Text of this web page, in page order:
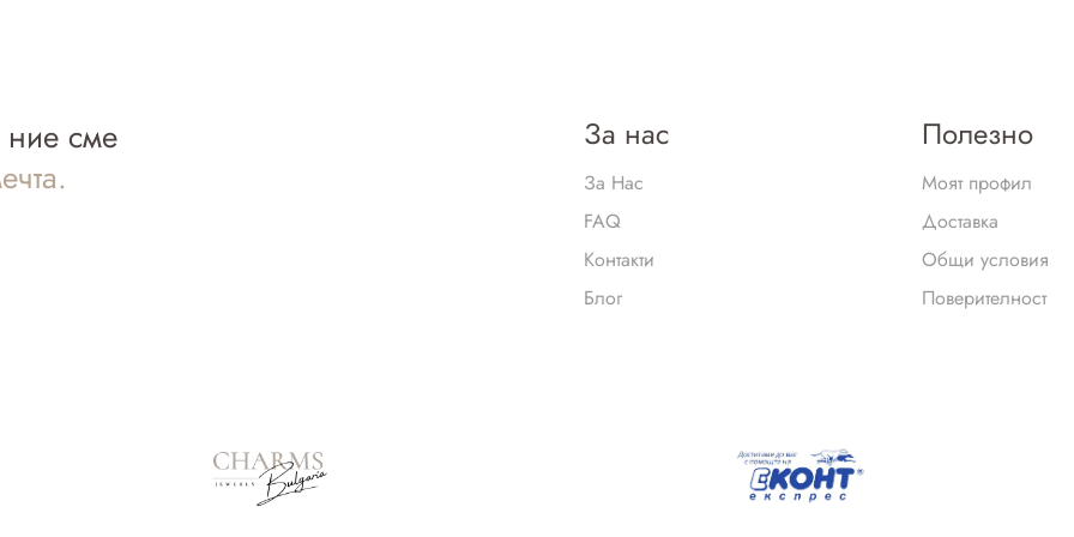
ние сме
За нас
За Нас
FAQ
Контакти
Блог
Полезно
Моят профил
Доставка
Общи условия
Поверителност